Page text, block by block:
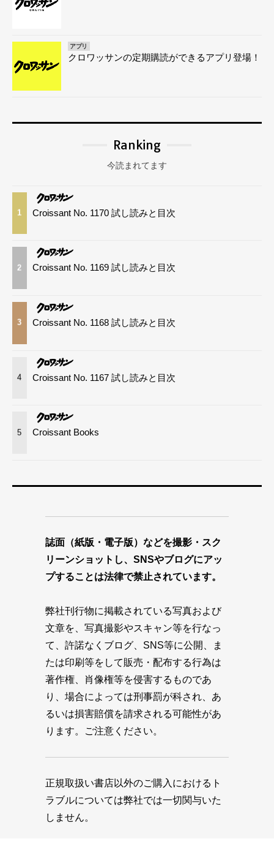
アプリ
クロワッサンの定期購読ができるアプリ登場！
Ranking
今読まれてます
1 Croissant No. 1170 試し読みと目次
2 Croissant No. 1169 試し読みと目次
3 Croissant No. 1168 試し読みと目次
4 Croissant No. 1167 試し読みと目次
5 Croissant Books
誌面（紙版・電子版）などを撮影・スク
リーンショットし、SNSやブログにアッ
プすることは法律で禁止されています。
弊社刊行物に掲載されている写真および
文章を、写真撮影やスキャン等を行なっ
て、許諾なくブログ、SNS等に公開、ま
たは印刷等をして販売・配布する行為は
著作権、肖像権等を侵害するものであ
り、場合によっては刑事罰が科され、あ
るいは損害賠償を請求される可能性があ
ります。ご注意ください。
正規取扱い書店以外のご購入におけるト
ラブルについては弊社では一切関与いた
しません。